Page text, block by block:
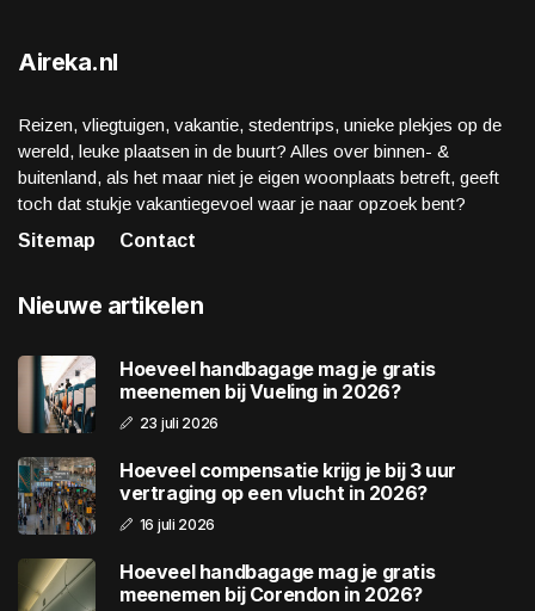
Aireka.nl
Reizen, vliegtuigen, vakantie, stedentrips, unieke plekjes op de
wereld, leuke plaatsen in de buurt? Alles over binnen- &
buitenland, als het maar niet je eigen woonplaats betreft, geeft
toch dat stukje vakantiegevoel waar je naar opzoek bent?
Sitemap
Contact
Nieuwe artikelen
Hoeveel handbagage mag je gratis
meenemen bij Vueling in 2026?
23 juli 2026
Hoeveel compensatie krijg je bij 3 uur
vertraging op een vlucht in 2026?
16 juli 2026
Hoeveel handbagage mag je gratis
meenemen bij Corendon in 2026?